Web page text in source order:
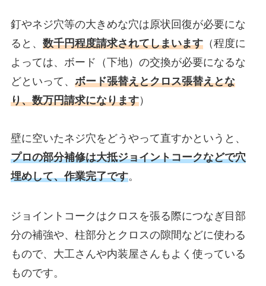
釘やネジ穴等の大きめな穴は原状回復が必要にな
ると、 数千円程度請求されてしまいます（程度に
よっては、ボード（下地）の交換が必要になるな
どといって、 ボード張替えとクロス張替えとな
り、数万円請求になります）
壁に空いたネジ穴をどうやって直すかというと、
プロの部分補修は大抵ジョイントコークなどで穴
埋めして、作業完了です。
ジョイントコークはクロスを張る際につなぎ目部
分の補強や、柱部分とクロスの隙間などに使わる
もので、大工さんや内装屋さんもよく使っている
ものです。